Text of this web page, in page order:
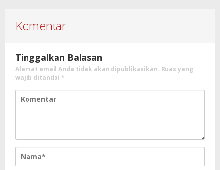
Komentar
Tinggalkan Balasan
Alamat email Anda tidak akan dipublikasikan. Ruas yang
wajib ditandai *